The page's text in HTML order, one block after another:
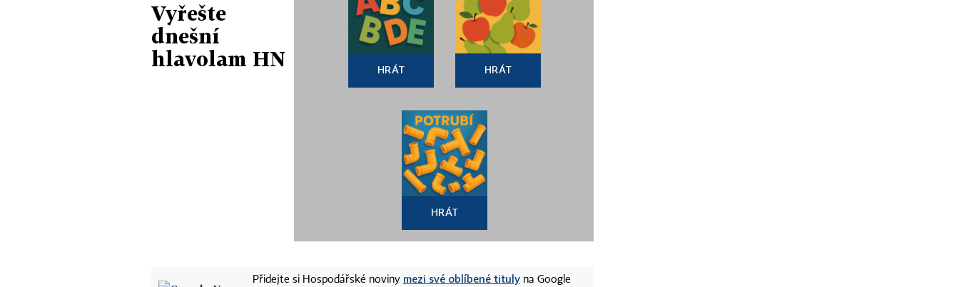
Vyřešte
dnešní
hlavolam HN
HRÁT HRÁT
HRÁT
Přidejte si Hospodářské noviny mezi své oblíbené tituly na Google